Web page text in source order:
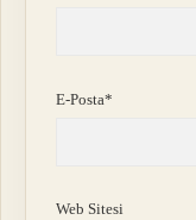
E-Posta*
Web Sitesi